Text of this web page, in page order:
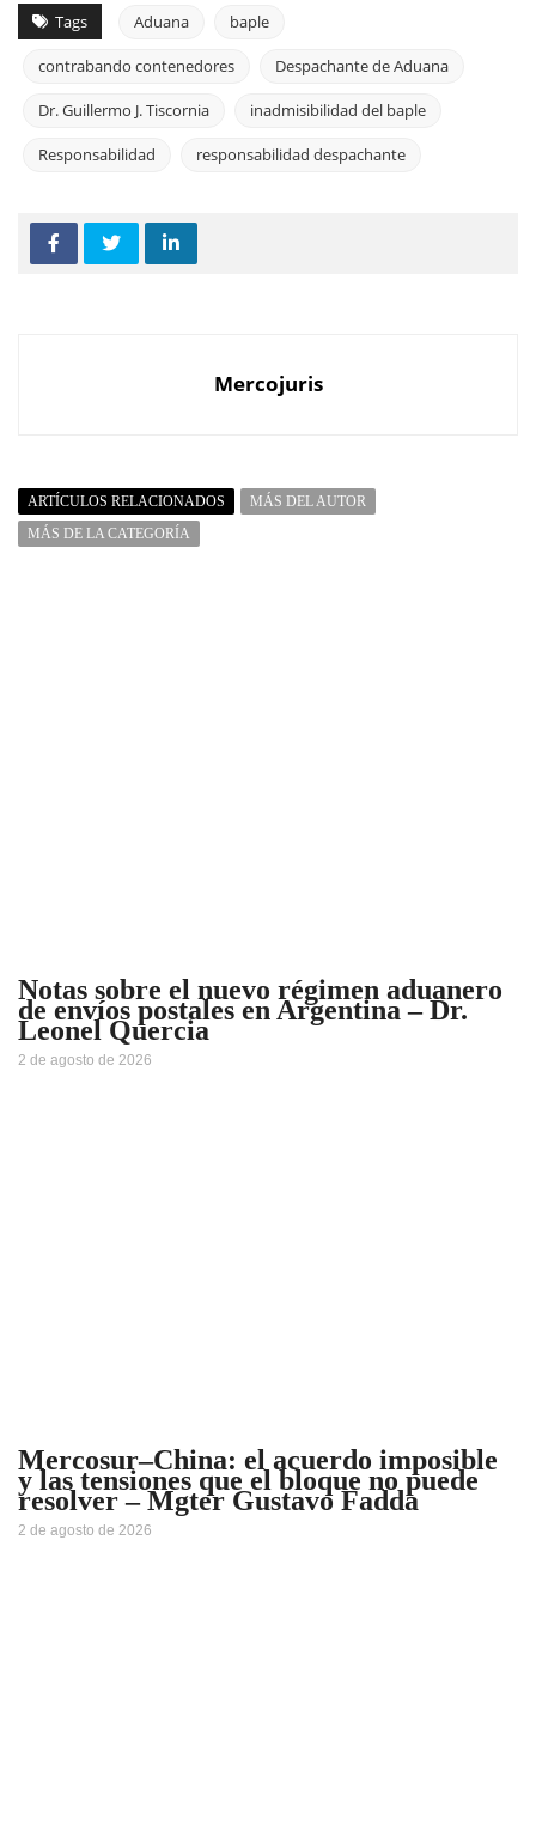
Tags Aduana baple
contrabando contenedores Despachante de Aduana
Dr. Guillermo J. Tiscornia inadmisibilidad del baple
Responsabilidad responsabilidad despachante
Mercojuris
ARTÍCULOS RELACIONADOS
MÁS DEL AUTOR
MÁS DE LA CATEGORÍA
Notas sobre el nuevo régimen aduanero
de envíos postales en Argentina – Dr.
Leonel Quercia
2 de agosto de 2026
Mercosur–China: el acuerdo imposible
y las tensiones que el bloque no puede
resolver – Mgter Gustavo Fadda
2 de agosto de 2026